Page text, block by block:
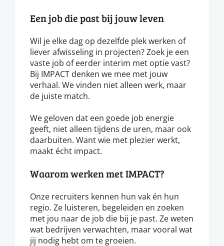
Een job die past bij jouw leven
Wil je elke dag op dezelfde plek werken of
liever afwisseling in projecten? Zoek je een
vaste job of eerder interim met optie vast?
Bij IMPACT denken we mee met jouw
verhaal. We vinden niet alleen werk, maar
de juiste match.
We geloven dat een goede job energie
geeft, niet alleen tijdens de uren, maar ook
daarbuiten. Want wie met plezier werkt,
maakt écht impact.
Waarom werken met IMPACT?
Onze recruiters kennen hun vak én hun
regio. Ze luisteren, begeleiden en zoeken
met jou naar de job die bij je past. Ze weten
wat bedrijven verwachten, maar vooral wat
jij nodig hebt om te groeien.